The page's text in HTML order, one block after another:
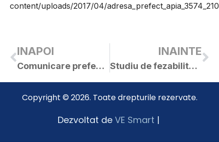
content/uploads/2017/04/
INAPOI
Comunicare prefect referitor la apel depunere proiecte MAP/01/2017
INAINTE
Studiu de fezabilitate – construire centură ocolitoare sud-nord Curtici
Copyright © 2026. Toate drepturile rezervate.
Dezvoltat de VE Smart |